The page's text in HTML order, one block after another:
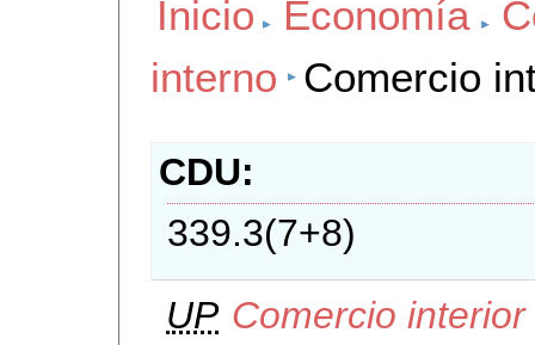
Inicio Economía
interno
Comercio
CDU
339.3(7+8)
UP Comercio